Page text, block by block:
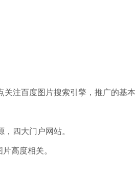
注百度图片搜索引擎，推广的基
四大门户网站。
高度相关。